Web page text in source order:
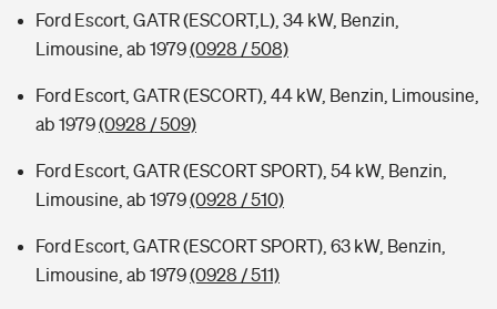
Ford Escort, GATR (ESCORT,L), 34 kW, Benzin,
Limousine, ab 1979(0928 / 508)
Ford Escort, GATR (ESCORT), 44 kW, Benzin, Limousine,
ab 1979(0928 / 509)
Ford Escort, GATR (ESCORT SPORT), 54 kW, Benzin,
Limousine, ab 1979(0928 / 510)
Ford Escort, GATR (ESCORT SPORT), 63 kW, Benzin,
Limousine, ab 1979(0928 / 511)